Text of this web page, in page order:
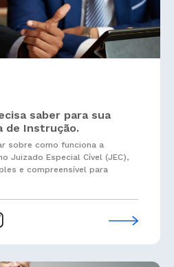
saber para sua
de Instrução.
sobre como funciona a
Juizado Especial Cível (JEC),
e compreensível para